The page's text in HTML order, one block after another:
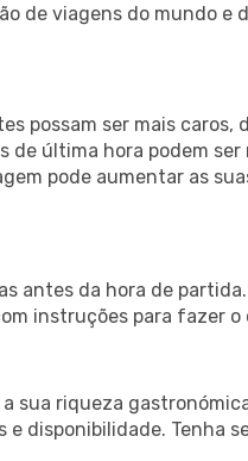
de viagens do mundo e
possam ser mais caros,
de última hora podem
pode aumentar as
antes da hora de
instruções para fazer o
sua riqueza
disponibilidade. Tenha